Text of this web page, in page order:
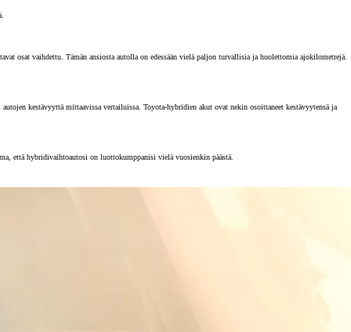
osat vaihdettu. Tämän ansiosta autolla on edessään vielä paljon turvallisia ja huolettomia ajokilometrejä.
kestävyyttä mittaavissa vertailuissa. Toyota-hybridien akut ovat nekin osoittaneet kestävyytensä ja
että hybridivaihtoautosi on luottokumppanisi vielä vuosienkin päästä.